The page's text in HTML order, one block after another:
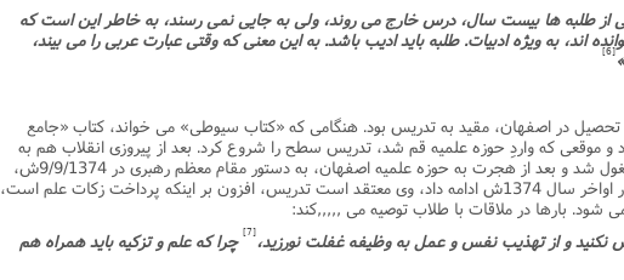
از طلبه ها بیست سال، درس خارج مى روند، ولى به جایى نمى رسند، به خاطر این است که
اند، به ویژه ادبیات. طلبه باید ادیب باشد. به این معنى که وقتى عبارت عربى را مى بیند،
[6]
تحصیل در اصفهان، مقید به تدریس بود. هنگامى که «کتاب سیوطى» مى خواند، کتاب «جامع
موقعى که واردِ حوزه علمیه قم شد، تدریس سطح را شروع کرد. بعد از پیروزى انقلاب هم به
تدریس خارج فقه و اصول مشغول شد و بعد از هجرت به حوزه علمیه اصفهان، به دستور مقام معظم رهبرى در 9/9/1374ش،
تدریس خارج فقه و اصول را در اواخر سال 1374ش ادامه داد، وى معتقد است تدریس، افزون بر اینکه پرداخت زکات علم است،
شود. بارها در ملاقات با طلاب توصیه مى ,,,,,کند:
نکنید و از تهذیب نفس و عمل به وظیفه غفلت نورزید،[7]
چرا که علم و تزکیه باید همراه هم